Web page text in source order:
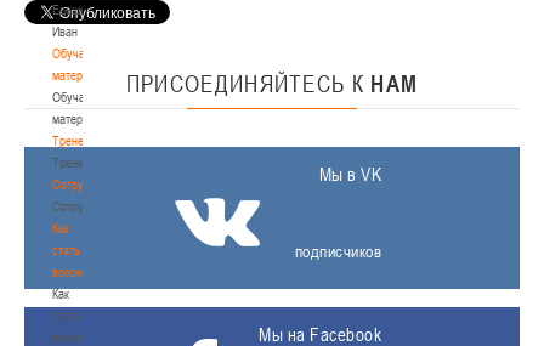
Едешко
Иван
Обучающие
материалы
Обучающие
материалы
Тренерам
Тренерам
Сотрудничество
Сотрудничество
Как
стать
волонтером
Как
стать
волонтером
ПРИСОЕДИНЯЙТЕСЬ К НАМ
Мы в VK
подписчиков
Мы на Facebook